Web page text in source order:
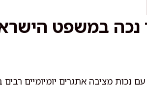
נכה במשפט
נכות מציבה אתגרים יומיומיים